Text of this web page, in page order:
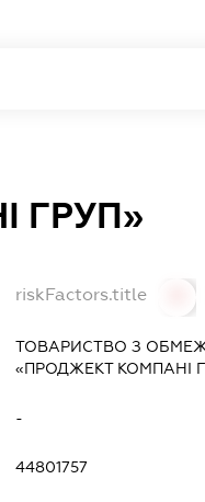
ГРУП»
riskFactors.title
ТОВАРИСТВО З
«ПРОДЖЕКТ КОМПАНІ
-
44801757